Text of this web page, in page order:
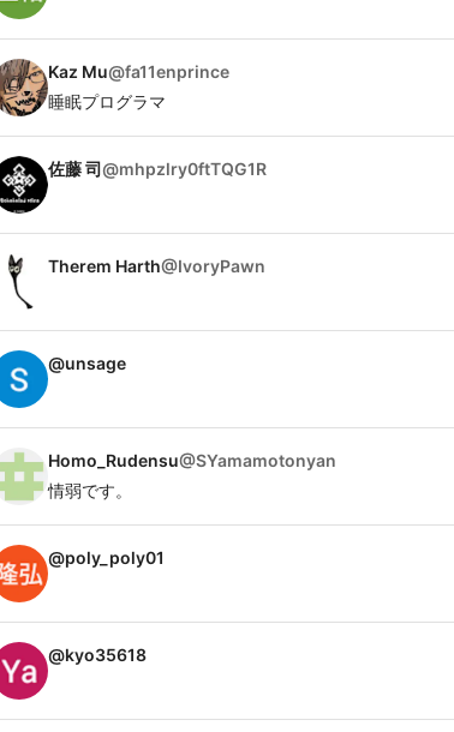
Kaz Mu@fa11enprince
睡眠プログラマ
佐藤 司@mhpzlry0ftTQG1R
Therem Harth@IvoryPawn
@unsage
Homo_Rudensu@SYamamotonyan
情弱です。
@poly_poly01
@kyo35618